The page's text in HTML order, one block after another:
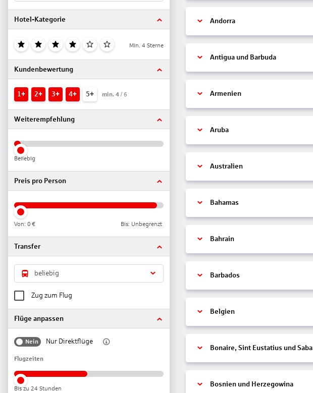
Hotel-Kategorie
Min. 4 Sterne
Kundenbewertung
1+ 2+ 3+ 4+ 5+ min. 4 / 6
Weiterempfehlung
Beliebig
Preis pro Person
Von: 0 € Bis: Unbegrenzt
Transfer
beliebig
Zug zum Flug
Flüge anpassen
Nein Nur Direktflüge
Flugzeiten
Bis zu 24 Stunden
Andorra
Antigua und Barbuda
Armenien
Aruba
Australien
Bahamas
Bahrain
Barbados
Belgien
Bonaire, Sint Eustatius und Saba
Bosnien und Herzegowina